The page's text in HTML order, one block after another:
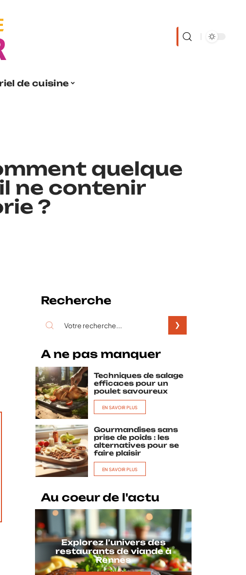
de cuisine
quelque
ne contenir
?
Recherche
A ne pas manquer
Techniques de salage
efficaces pour un
poulet savoureux
EN SAVOIR PLUS
Gourmandises sans
prise de poids : les
alternatives pour se
faire plaisir
EN SAVOIR PLUS
Au coeur de l'actu
Explorez l’univers des
restaurants de viande à
Rennes